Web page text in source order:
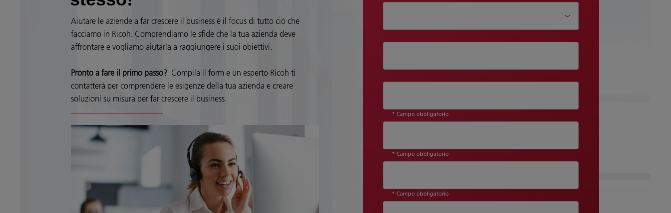
Aiutare le aziende a far crescere il business è il focus di tutto ciò che
facciamo in Ricoh. Comprendiamo le sfide che la tua azienda deve
affrontare e vogliamo aiutarla a raggiungere i suoi obiettivi.
Pronto a fare il primo passo? Compila il form e un esperto Ricoh ti
contatterà per comprendere le esigenze della tua azienda e creare
soluzioni su misura per far crescere il business.
* Campo obbligatorio
* Campo obbligatorio
* Campo obbligatorio